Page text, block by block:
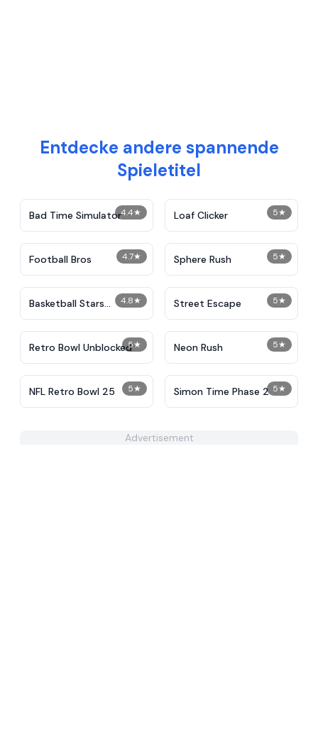
Entdecke andere spannende
Spieletitel
4.4★
Bad Time Simulator 5★
Loaf Clicker
4.7★
Football Bros 5★
Sphere Rush
4.8★
Basketball Stars
Unblocked
5★
Street Escape
5★
Retro Bowl Unblocked 5★
Neon Rush
5★
NFL Retro Bowl 25 5★
Simon Time Phase 2
Advertisement